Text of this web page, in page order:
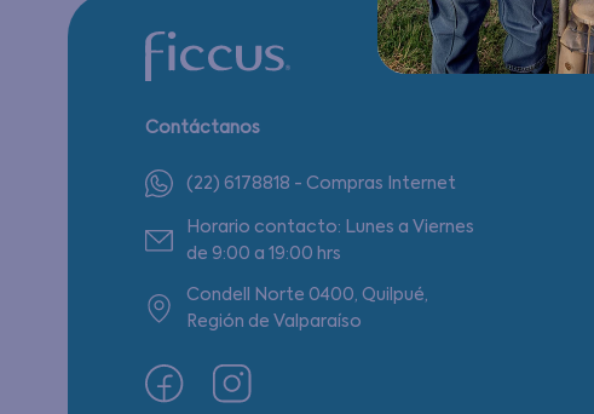
Contáctanos
(22) 6178818 - Compras Internet
Horario contacto: Lunes a Viernes
de 9:00 a 19:00 hrs
Condell Norte 0400, Quilpué,
Región de Valparaíso